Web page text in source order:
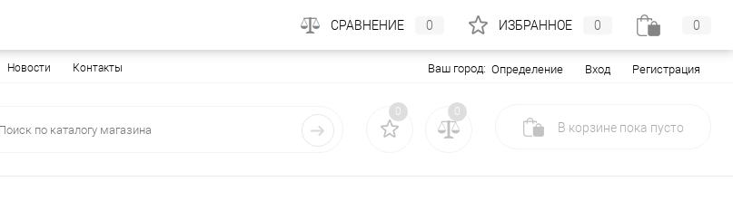
Новости Контакты Ваш город: Определение Вход Регистрация
0 0
В корзине пока пусто
СРАВНЕНИЕ 0 ИЗБРАННОЕ 0 0